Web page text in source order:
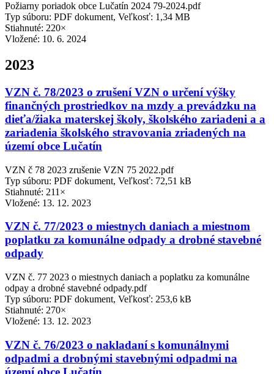
Požiarny poriadok obce Lučatín 2024 79-2024.pdf
Typ súboru: PDF dokument, Veľkosť: 1,34 MB
Stiahnuté: 220×
Vložené: 10. 6. 2024
2023
VZN č. 78/2023 o zrušení VZN o určení výšky
finančných prostriedkov na mzdy a prevádzku na
dieťa/žiaka materskej školy, školského zariadeni a a
zariadenia školského stravovania zriadených na
území obce Lučatín
VZN č 78 2023 zrušenie VZN 75 2022.pdf
Typ súboru: PDF dokument, Veľkosť: 72,51 kB
Stiahnuté: 211×
Vložené: 13. 12. 2023
VZN č. 77/2023 o miestnych daniach a miestnom
poplatku za komunálne odpady a drobné stavebné
odpady
VZN č. 77 2023 o miestnych daniach a poplatku za komunálne
odpay a drobné stavebné odpady.pdf
Typ súboru: PDF dokument, Veľkosť: 253,6 kB
Stiahnuté: 270×
Vložené: 13. 12. 2023
VZN č. 76/2023 o nakladaní s komunálnymi
odpadmi a drobnými stavebnými odpadmi na